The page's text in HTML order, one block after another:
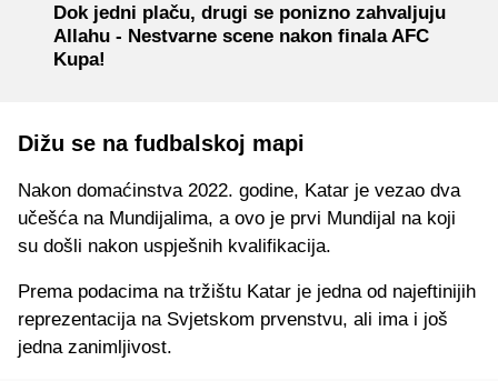
Dok jedni plaču, drugi se ponizno zahvaljuju
Allahu - Nestvarne scene nakon finala AFC
Kupa!
Dižu se na fudbalskoj mapi
Nakon domaćinstva 2022. godine, Katar je vezao dva
učešća na Mundijalima, a ovo je prvi Mundijal na koji
su došli nakon uspješnih kvalifikacija.
Prema podacima na tržištu Katar je jedna od najeftinijih
reprezentacija na Svjetskom prvenstvu, ali ima i još
jedna zanimljivost.